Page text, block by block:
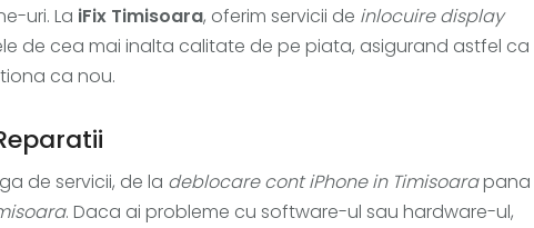
uri. La iFix Timisoara, oferim servicii de inlocuire display
de cea mai inalta calitate de pe piata, asigurand astfel ca
ca nou.
de servicii, de la deblocare cont iPhone in Timisoarapana
. Daca ai probleme cu software-ul sau hardware-ul,